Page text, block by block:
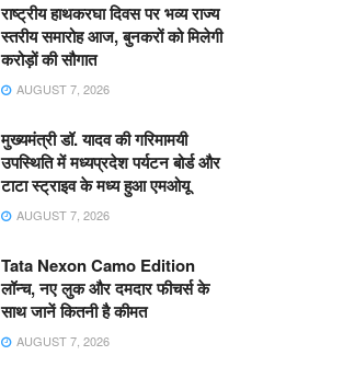
राष्ट्रीय हाथकरघा दिवस पर भव्य राज्य
स्तरीय समारोह आज, बुनकरों को मिलेगी
करोड़ों की सौगात
AUGUST 7, 2026
मुख्यमंत्री डॉ. यादव की गरिमामयी
उपस्थिति में मध्यप्रदेश पर्यटन बोर्ड और
टाटा स्ट्राइव के मध्य हुआ एमओयू
AUGUST 7, 2026
Tata Nexon Camo Edition
लॉन्च, नए लुक और दमदार फीचर्स के
साथ जानें कितनी है कीमत
AUGUST 7, 2026